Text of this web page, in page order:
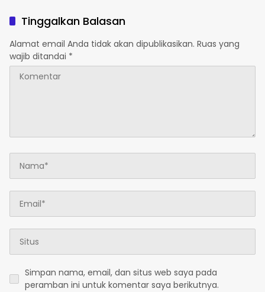
Pangan Bersama Warga
Tinggalkan Balasan
Alamat email Anda tidak akan dipublikasikan. Ruas yang
wajib ditandai *
Simpan nama, email, dan situs web saya pada
peramban ini untuk komentar saya berikutnya.